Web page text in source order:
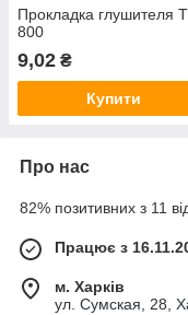
Прокладка глушителя
800
9,02 ₴
Купити
Про нас
82% позитивних з 11
Працює з
м. Харків
ул. Сумская, 28,